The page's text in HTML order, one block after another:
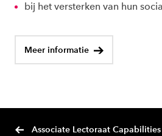
bij het versterken van hun
Meer informatie
Associate Lectoraat